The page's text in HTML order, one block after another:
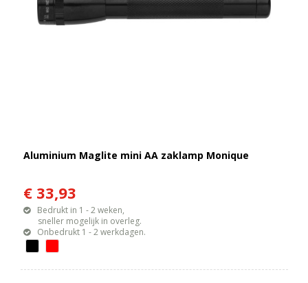
Aluminium Maglite mini AA zaklamp Monique
€ 33,93
Bedrukt in 1 - 2 weken,
sneller mogelijk in overleg.
Onbedrukt 1 - 2 werkdagen.